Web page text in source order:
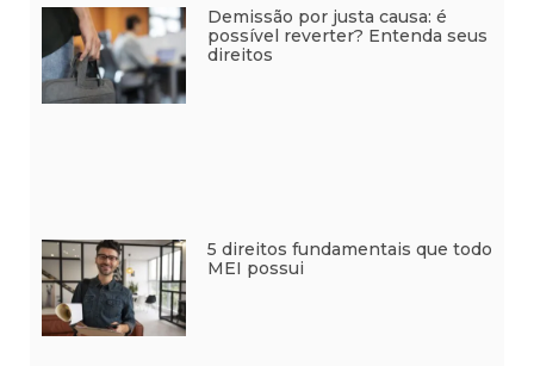
Demissão por justa causa: é
possível reverter? Entenda seus
direitos
5 direitos fundamentais que todo
MEI possui